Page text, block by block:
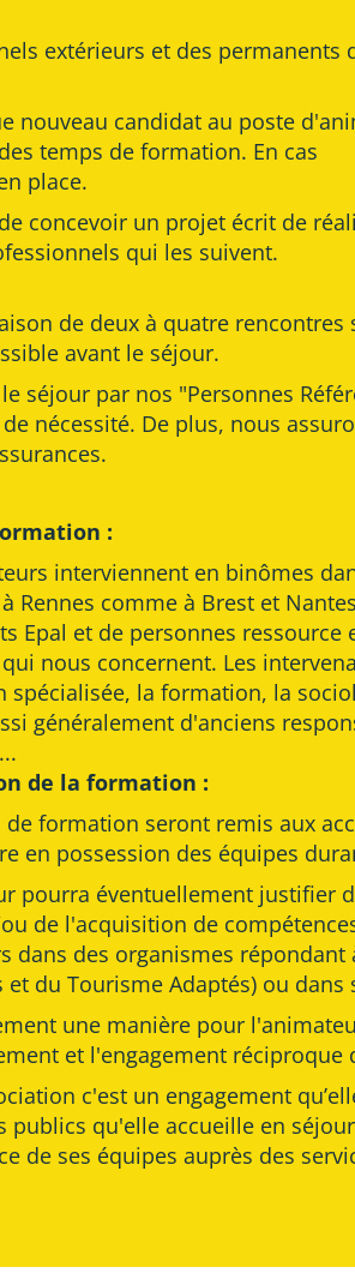
extérieurs et des permanents
nouveau candidat au poste
temps de formation. En cas
place.
concevoir un projet écrit de
qui les suivent.
de deux à quatre rencontres
avant le séjour.
séjour par nos "Personnes
nécessité. De plus, nous
:
interviennent en binômes
Rennes comme à Brest et
Epal et de personnes
nous concernent. Les
spécialisée, la formation, la
généralement d'anciens
de la formation :
de formation seront remis aux
en possession des équipes
pourra éventuellement justifier
de l'acquisition de
dans des organismes répondant
et du Tourisme Adaptés) ou
une manière pour
et l'engagement
c'est un engagement
publics qu'elle accueille en
de ses équipes auprès des